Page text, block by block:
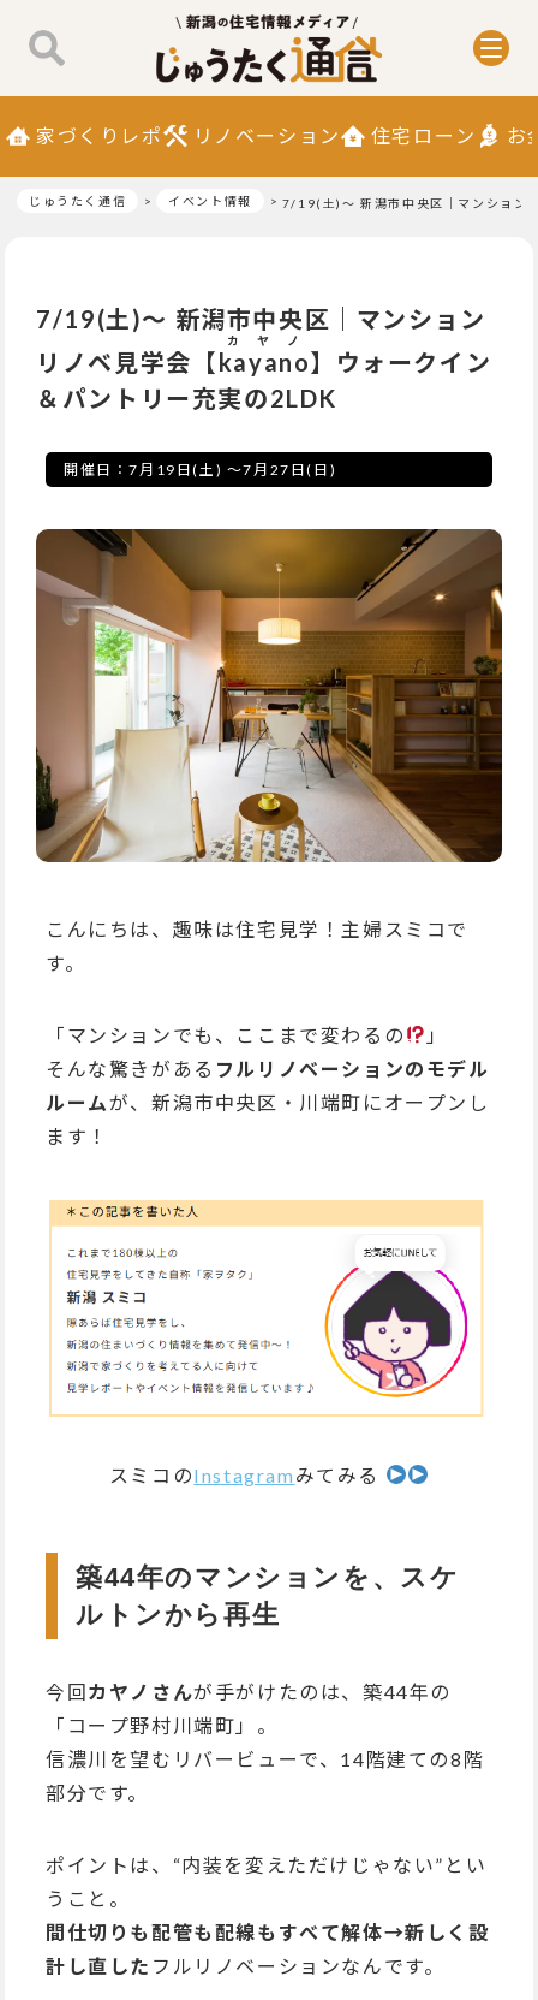
家づくりレポ リノベーション 住宅ローン お
じゅうたく通信 イベント情報 7/19(土)〜 新潟市中央区｜マンション
7/19(土)〜 新潟市中央区｜マンション
リノベ見学会【 kayano
カヤノ
】ウォークイン
＆パントリー充実の2LDK
開催日：7月19日(土) ～7月27日(日)
こんにちは、趣味は住宅見学！主婦スミコで
す。
「マンションでも、ここまで変わるの
」
そんな驚きがある フルリノベーションのモデル
ルームが、新潟市中央区・川端町にオープンし
ます！
スミコのInstagram みてみる
築44年のマンションを、スケ
ルトンから再生
今回カヤノさんが手がけたのは、築44年の
「コープ野村川端町」。
信濃川を望むリバービューで、14階建ての8階
部分です。
ポイントは、“内装を変えただけじゃない”とい
うこと。
間仕切りも配管も配線もすべて解体→新しく設
計し直した フルリノベーションなんです。